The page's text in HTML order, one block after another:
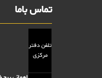
تماس باما
تلفن دفتر
مرکزی